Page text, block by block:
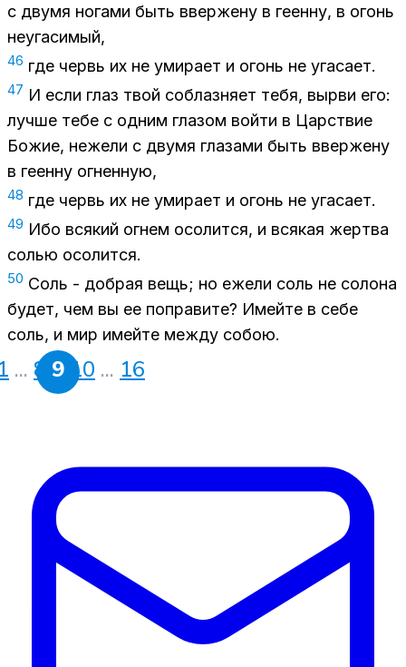
с двумя ногами быть ввержену в геенну, в огонь
неугасимый,
46 где червь их не умирает и огонь не угасает.
47 И если глаз твой соблазняет тебя, вырви его:
лучше тебе с одним глазом войти в Царствие
Божие, нежели с двумя глазами быть ввержену
в геенну огненную,
48 где червь их не умирает и огонь не угасает.
49 Ибо всякий огнем осолится, и всякая жертва
солью осолится.
50 Соль - добрая вещь; но ежели соль не солона
будет, чем вы ее поправите? Имейте в себе
соль, и мир имейте между собою.
... 8 9 10 ... 16